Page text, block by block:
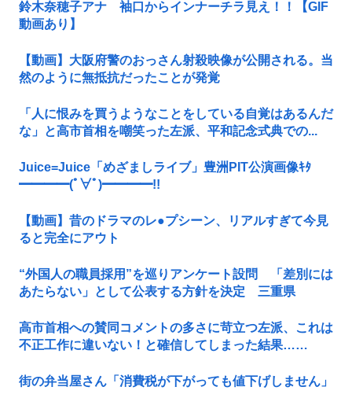
鈴木奈穂子アナ 袖口からインナーチラ見え！！【GIF
動画あり】
【動画】大阪府警のおっさん射殺映像が公開される。当
然のように無抵抗だったことが発覚
「人に恨みを買うようなことをしている自覚はあるんだ
な」と高市首相を嘲笑った左派、平和記念式典での...
Juice=Juice「めざましライブ」豊洲PIT公演画像ｷﾀ
━━━━(ﾟ∀ﾟ)━━━━!!
【動画】昔のドラマのレ●プシーン、リアルすぎて今見
ると完全にアウト
“外国人の職員採用”を巡りアンケート設問 「差別には
あたらない」として公表する方針を決定 三重県
高市首相への賛同コメントの多さに苛立つ左派、これは
不正工作に違いない！と確信してしまった結果……
街の弁当屋さん「消費税が下がっても値下げしません」